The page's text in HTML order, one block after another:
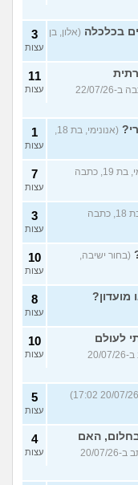
בכלכלה (אלון, בן
3
עצות
(אחת, בת 34, כתבה ב-22/07/26
11
עצות
(אנונימי, בת 18,
1
עצות
(אנונימי, בת 19, כתבה
7
עצות
(אנונימית, בת 18, כתבה
3
עצות
(בחור ישיבה,
10
עצות
מועדון? 8
עצות
לעולם
(אבי, בן 30, כתב ב-20/07/26
10
עצות
5
עצות
האם
(אב עובד, בן 44, כתב ב-20/07/26
4
עצות